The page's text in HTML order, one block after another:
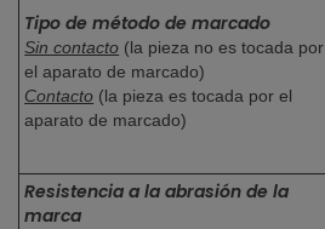
Tipo de método de marcado
Sin contacto (la pieza no es tocada por
el aparato de marcado)
Contacto (la pieza es tocada por el
aparato de marcado)
Resistencia a la abrasión de la
marca